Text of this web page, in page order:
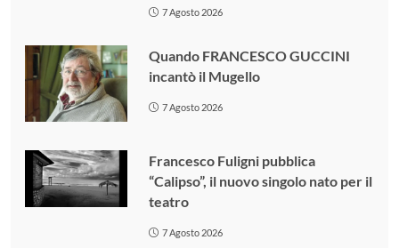
7 Agosto 2026
Quando FRANCESCO GUCCINI
incantò il Mugello
7 Agosto 2026
Francesco Fuligni pubblica
“Calipso”, il nuovo singolo nato per il
teatro
7 Agosto 2026